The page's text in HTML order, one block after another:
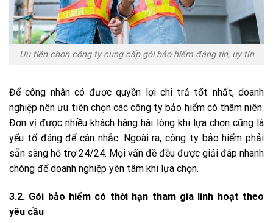
Ưu tiên chọn công ty cung cấp gói bảo hiểm đáng tin, uy tín
Để công nhân có được quyền lợi chi trả tốt nhất, doanh
nghiệp nên ưu tiên chọn các công ty bảo hiểm có thâm niên.
Đơn vị được nhiều khách hàng hài lòng khi lựa chọn cũng là
yếu tố đáng để cân nhắc. Ngoài ra, công ty bảo hiểm phải
sẵn sàng hỗ trợ 24/24. Mọi vấn đề đều được giải đáp nhanh
chóng để doanh nghiệp yên tâm khi lựa chọn.
3.2. Gói bảo hiểm có thời hạn tham gia linh hoạt theo
yêu cầu